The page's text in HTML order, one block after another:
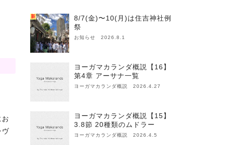
ヴ
新
8/7(金)〜10(月)は住吉神社例
祭
お知らせ 2026.8.1
ヨーガマカランダ概説【16】
第4章 アーサナ一覧
ヨーガマカランダ概説 2026.4.27
ヨーガマカランダ概説【15】
3.8節 20種類のムドラー
ヨーガマカランダ概説 2026.4.5